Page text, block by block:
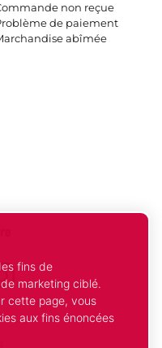
non reçue
de paiement
abîmée
Instagram
fins de
marketing ciblé.
cette page, vous
aux fins énoncées